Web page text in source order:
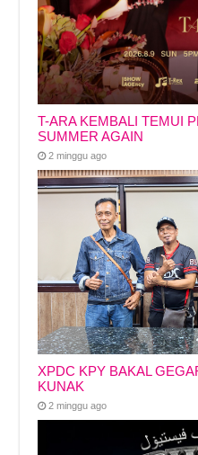
T-ARA KEMBALI TEMUI
SUMMER AGAIN
2 minggu ago
XPDC KPY BAKAL
KUNAK
2 minggu ago